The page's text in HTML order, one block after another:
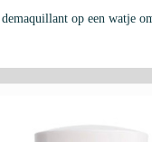
op een watje